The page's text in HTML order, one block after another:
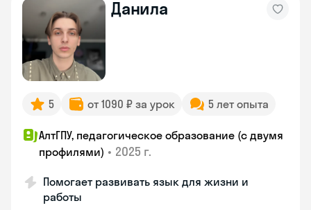
Данила
5 от 1090 ₽ за урок 5 лет опыта
АлтГПУ, педагогическое образование (с двумя
профилями) • 2025 г.
Помогает развивать язык для жизни и
работы